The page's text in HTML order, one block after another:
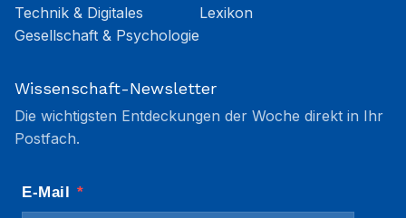
Technik & Digitales
Gesellschaft & Psychologie
Lexikon
Wissenschaft-Newsletter
Die wichtigsten Entdeckungen der Woche direkt in Ihr
Postfach.